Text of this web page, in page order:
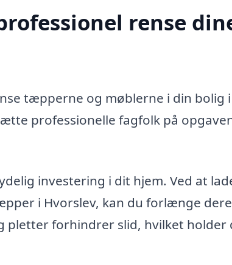
rense
tæpperne og møblerne i din bolig i
professionelle fagfolk på
investering i dit hjem. Ved at
i Hvorslev, kan du forlænge
pletter forhindrer slid, hvilket holder